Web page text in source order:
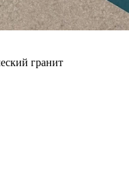
гранит